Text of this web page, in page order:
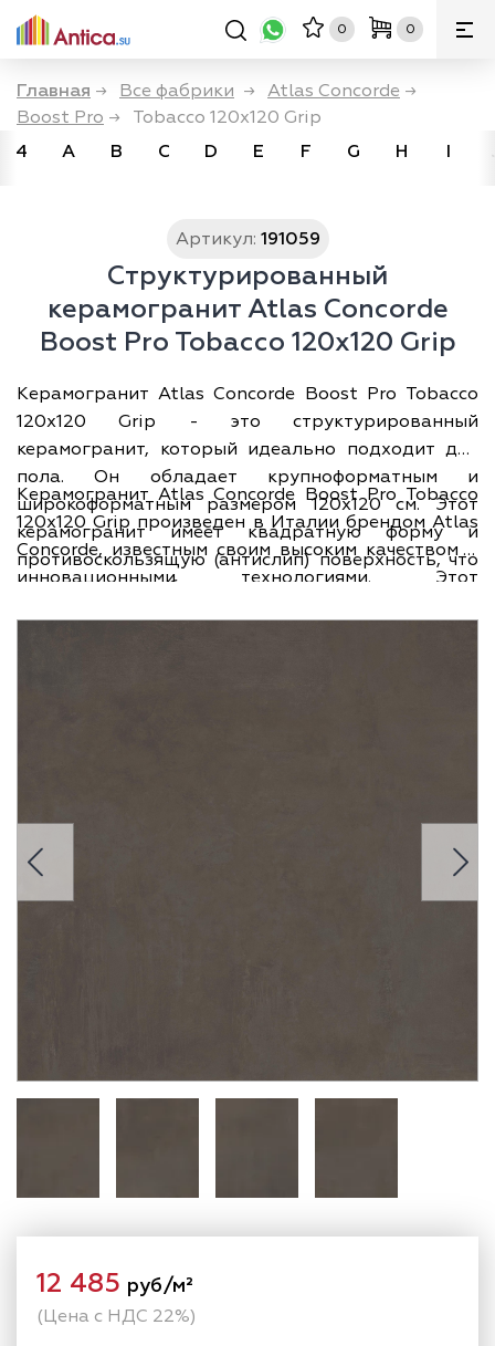
0 0
Главная → Все фабрики → Atlas Concorde →
Boost Pro →
Tobacco 120x120 Grip
4
A B C D E F G H I
Артикул: 191059
Структурированный
керамогранит Atlas Concorde
Boost Pro Tobacco 120x120 Grip
Керамогранит Atlas Concorde Boost Pro Tobacco
120x120 Grip - это структурированный
керамогранит, который идеально подходит для
пола. Он обладает крупноформатным и
широкоформатным размером 120х120 см. Этот
керамогранит имеет квадратную форму и
противоскользящую (антислип) поверхность, что
делает его безопасным и надежным в
использовании. Преимущество этого
Керамогранит Atlas Concorde Boost Pro Tobacco
120x120 Grip произведен в Италии брендом Atlas
Concorde, известным своим высоким качеством и
инновационными технологиями. Этот
красивым и удобным, но и безопасным.
12 485 руб/м²
(Цена с НДС 22%)